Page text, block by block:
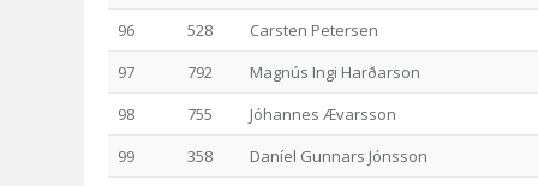
96
528
Carsten Petersen
97
792
Magnús Ingi Harðarson
98
755
Jóhannes Ævarsson
99
358
Daníel Gunnars Jónsson